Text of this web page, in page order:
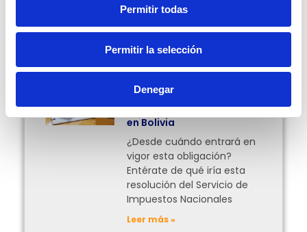
Permitir todas
Permitir la selección
Denegar
Más Posts
Facturación en línea
obligatoria para el
traslado de mercancías
en Bolivia
¿Desde cuándo entrará en
vigor esta obligación?
Entérate de qué iría esta
resolución del Servicio de
Impuestos Nacionales
Leer más »